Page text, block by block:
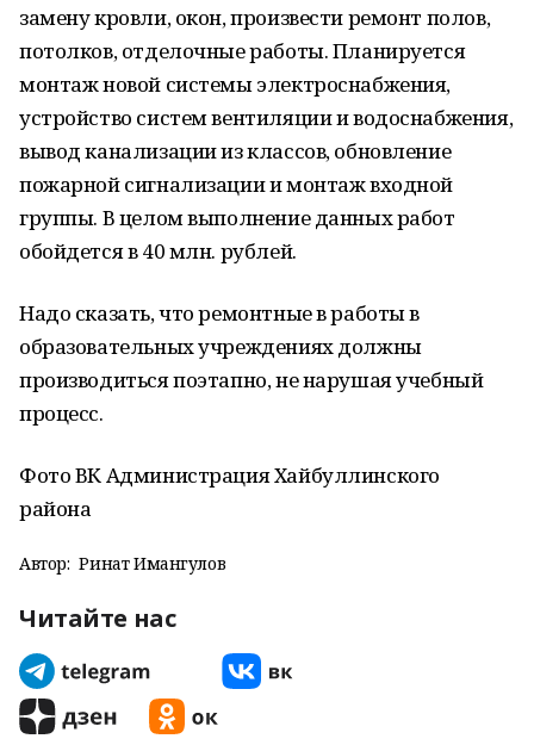
замену кровли, окон, произвести ремонт полов,
потолков, отделочные работы. Планируется
монтаж новой системы электроснабжения,
устройство систем вентиляции и водоснабжения,
вывод канализации из классов, обновление
пожарной сигнализации и монтаж входной
группы. В целом выполнение данных работ
обойдется в 40 млн. рублей.
Надо сказать, что ремонтные в работы в
образовательных учреждениях должны
производиться поэтапно, не нарушая учебный
процесс.
Фото ВК Администрация Хайбуллинского
района
Автор: Ринат Имангулов
Читайте нас